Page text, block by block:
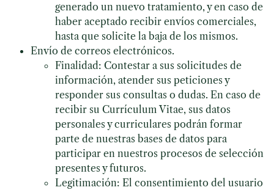
generado un nuevo tratamiento, y en caso de
haber aceptado recibir envíos comerciales,
hasta que solicite la baja de los mismos.
Envío de correos electrónicos.
Finalidad: Contestar a sus solicitudes de
información, atender sus peticiones y
responder sus consultas o dudas. En caso de
recibir su Currículum Vitae, sus datos
personales y curriculares podrán formar
parte de nuestras bases de datos para
participar en nuestros procesos de selección
presentes y futuros.
Legitimación: El consentimiento del usuario